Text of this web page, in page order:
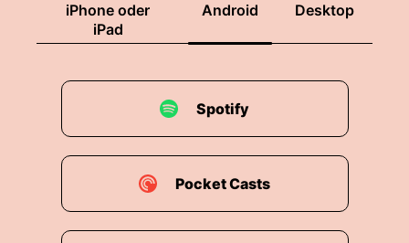
iPhone oder
iPad
Android Desktop
Spotify
Pocket Casts